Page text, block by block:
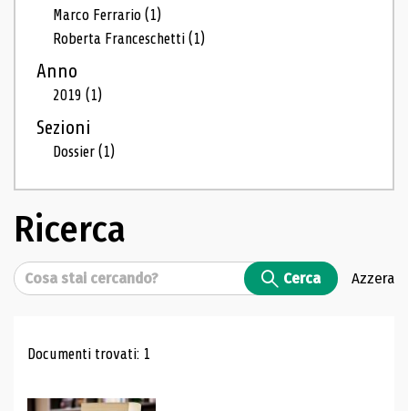
Marco Ferrario(1)
Roberta Franceschetti(1)
Anno
2019(1)
Sezioni
Dossier(1)
Ricerca
Cerca Cerca Azzera
Risultati di ricerca
Documenti trovati: 1